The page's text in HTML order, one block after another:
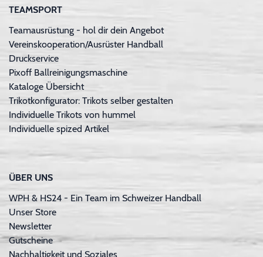
TEAMSPORT
Teamausrüstung - hol dir dein Angebot
Vereinskooperation/Ausrüster Handball
Druckservice
Pixoff Ballreinigungsmaschine
Kataloge Übersicht
Trikotkonfigurator: Trikots selber gestalten
Individuelle Trikots von hummel
Individuelle spized Artikel
ÜBER UNS
WPH & HS24 - Ein Team im Schweizer Handball
Unser Store
Newsletter
Gutscheine
Nachhaltigkeit und Soziales